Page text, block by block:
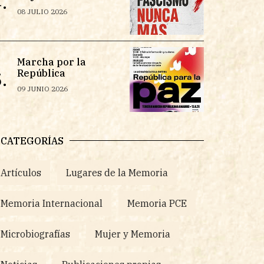
08 JULIO 2026
Marcha por la
República
09 JUNIO 2026
CATEGORÍAS
Artículos Lugares de la Memoria
Memoria Internacional Memoria PCE
Microbiografías Mujer y Memoria